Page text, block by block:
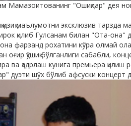
Мамазоитованинг "Ошиқлар" дея
қизиқ маълумотни эксклюзив
қилиб Гулсанам билан "Ота-она"
фарзанд рохатини кўра олмай
оғир қўшиқ бўлганлиги сабабли,
ва қадрлаш кунига премьера қилиш
дуэти шўх бўлиб афсуски концерт